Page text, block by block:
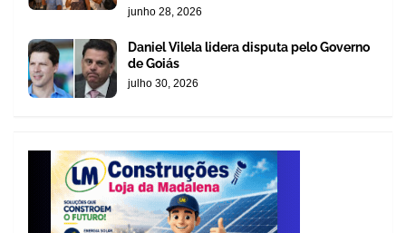
junho 28, 2026
Daniel Vilela lidera disputa pelo Governo
de Goiás
julho 30, 2026